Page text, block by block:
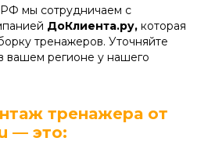
РФ мы сотрудничаем с
ДоКлиента.ру, которая
тренажеров. Уточняйте
вашем регионе у нашего
тренажера от
— это: